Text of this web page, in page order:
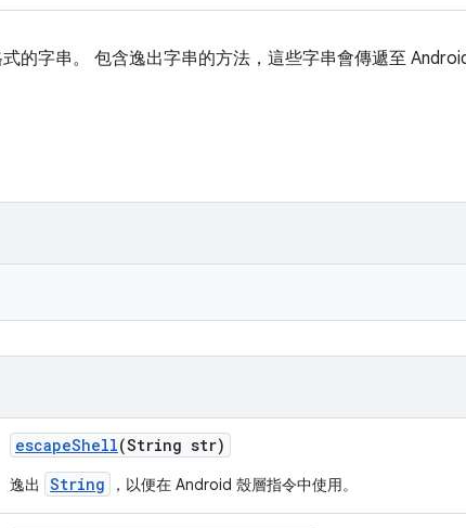
的字串。 包含逸出字串的方法，這些字串會傳遞至 Android
escapeShell(String str)
逸出 String ，以便在 Android 殼層指令中使用。